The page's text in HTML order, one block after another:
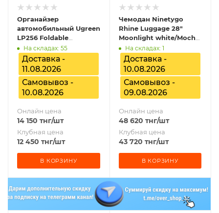
Органайзер
автомобильный Ugreen
LP256 Foldable
Multifunctional Car
Trunk Organizer, 80710
На складах: 55
Доставка -
11.08.2026
Самовывоз -
10.08.2026
Онлайн цена
14 150 тнг/шт
Клубная цена
12 450 тнг/шт
В КОРЗИНУ
Чемодан Ninetygo
Rhine Luggage 28"
Moonlight white/Mocha
brown, 6941413222136
На складах: 1
Доставка -
10.08.2026
Самовывоз -
09.08.2026
Онлайн цена
48 620 тнг/шт
Клубная цена
43 720 тнг/шт
В КОРЗИНУ